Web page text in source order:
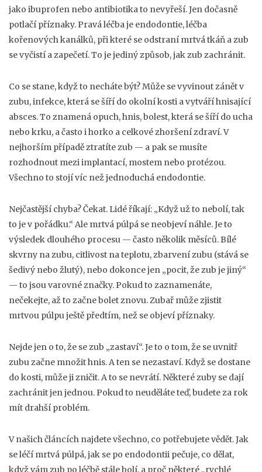
jako ibuprofen nebo antibiotika to nevyřeší. Jen dočasně
potlačí příznaky. Pravá léčba je endodontie,léčba
kořenových kanálků, při které se odstraní mrtvá tkáň a zub
se vyčistí a zapečetí. To je jediný způsob, jak zub zachránit.
Co se stane, když to necháte být? Může se vyvinoutzánět v
zubu,infekce, která se šíří do okolní kosti a vytváří hnisající
absces. To znamená opuch, hnis, bolest, která se šíří do ucha
nebo krku, a často i horko a celkové zhoršení zdraví. V
nejhorším případě ztratíte zub — a pak se musíte
rozhodnout mezi implantací, mostem nebo protézou.
Všechno to stojí víc než jednoduchá endodontie.
Nejčastější chyba? Čekat. Lidé říkají: „Když už to nebolí, tak
to je v pořádku.“ Ale mrtvá púlpá se neobjeví náhle. Je to
výsledek dlouhého procesu — často několik měsíců. Bílé
skvrny na zubu, citlivost na teplotu, zbarvení zubu (stává se
šedivý nebo žlutý), nebo dokonce jen „pocit, že zub je jiný“
— to jsou varovné značky. Pokud to zaznamenáte,
nečekejte, až to začne bolet znovu. Zubař může zjistit
mrtvou púlpu ještě předtím, než se objeví příznaky.
Nejde jen o to, že se zub „zastaví“. Je to o tom, že se uvnitř
zubu začne množit hnis. A ten se nezastaví. Když se dostane
do kosti, může ji zničit. A to se nevrátí. Některé zuby se dají
zachránit jen jednou. Pokud to neuděláte teď, budete za rok
mít drahší problém.
V našich článcích najdete všechno, co potřebujete vědět. Jak
se léčí mrtvá púlpá, jak se po endodontii pečuje, co dělat,
když vám zub po léčbě stále bolí, a proč některé „rychlé